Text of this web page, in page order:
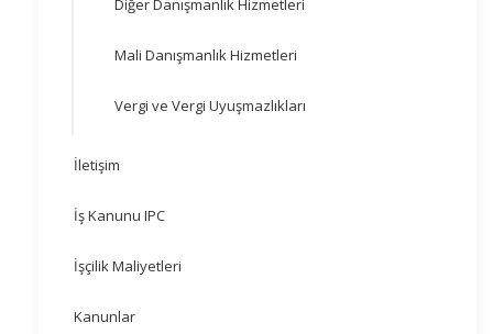
Diğer Danışmanlık Hizmetleri
Mali Danışmanlık Hizmetleri
Vergi ve Vergi Uyuşmazlıkları
İletişim
İş Kanunu IPC
İşçilik Maliyetleri
Kanunlar